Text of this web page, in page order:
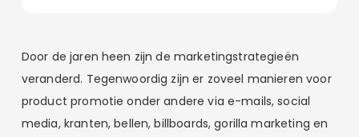
Door de jaren heen zijn de marketingstrategieën
veranderd. Tegenwoordig zijn er zoveel manieren voor
product promotie onder andere via e-mails, social
media, kranten, bellen, billboards, gorilla marketing en